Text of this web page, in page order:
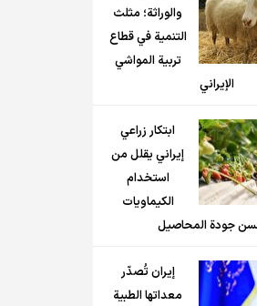
والوراثة؛ مثلث
التنمية في قطاع
تربية المواشي
الإيراني
ابتكار زراعي
إيراني يقلل من
استخدام
الكيماويات
جودة المحاصيل
إيران تُصدّر
معداتها الطبية